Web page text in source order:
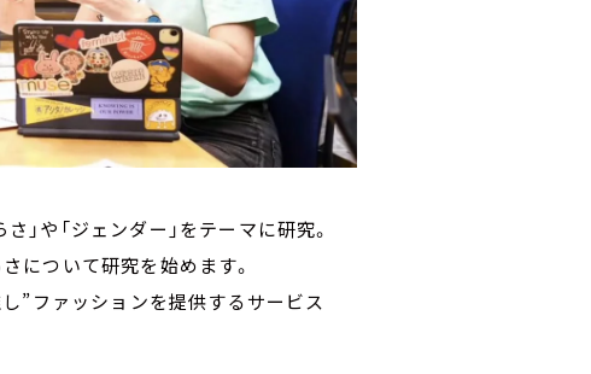
や「ジェンダー」をテーマに研究。
について研究を始めます。
”ファッションを提供するサービス